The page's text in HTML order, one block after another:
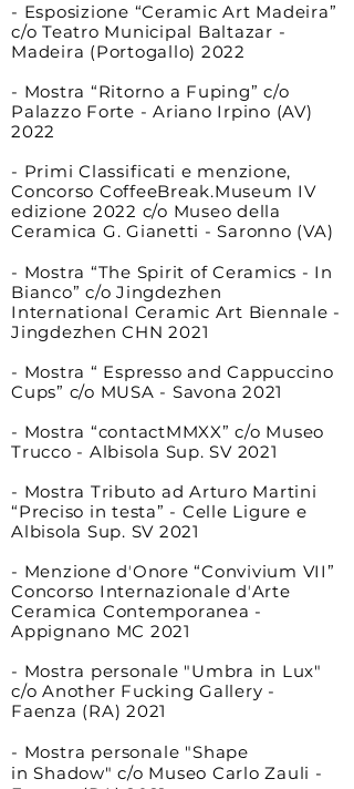
- Esposizione “Ceramic Art Madeira”
c/o Teatro Municipal Baltazar -
Madeira (Portogallo) 2022
- Mostra “Ritorno a Fuping” c/o
Palazzo Forte - Ariano Irpino (AV)
2022
- Primi Classificati e menzione,
Concorso CoffeeBreak.Museum IV
edizione 2022 c/o Museo della
Ceramica G. Gianetti - Saronno (VA)
- Mostra “The Spirit of Ceramics - In
Bianco” c/o Jingdezhen
International Ceramic Art Biennale -
Jingdezhen CHN 2021
- Mostra “ Espresso and Cappuccino
Cups” c/o MUSA - Savona 2021
- Mostra “contactMMXX” c/o Museo
Trucco - Albisola Sup. SV 2021
- Mostra Tributo ad Arturo Martini
“Preciso in testa” - Celle Ligure e
Albisola Sup. SV 2021
- Menzione dʼOnore “Convivium VII”
Concorso Internazionale dʼArte
Ceramica Contemporanea -
Appignano MC 2021
- Mostra personale "Umbra in Lux"
c/o Another Fucking Gallery -
Faenza (RA) 2021
- Mostra personale "Shape
inShadow" c/o Museo Carlo Zauli -